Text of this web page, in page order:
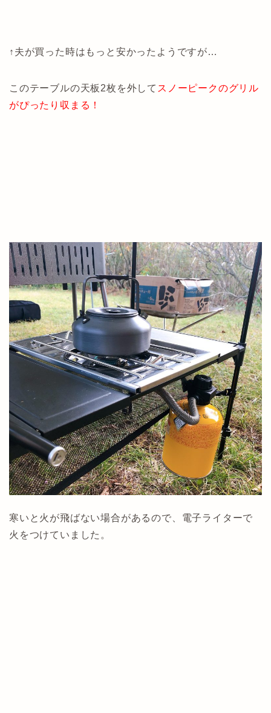
↑夫が買った時はもっと安かったようですが…
このテーブルの天板2枚を外して スノーピークのグリル
がぴったり収まる！
寒いと火が飛ばない場合があるので、電子ライターで
火をつけていました。